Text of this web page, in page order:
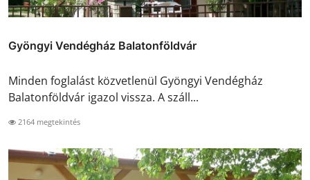
Gyöngyi Vendégház Balatonföldvár
Minden foglalást közvetlenül Gyöngyi Vendégház
Balatonföldvár igazol vissza. A száll...
2164 megtekintés